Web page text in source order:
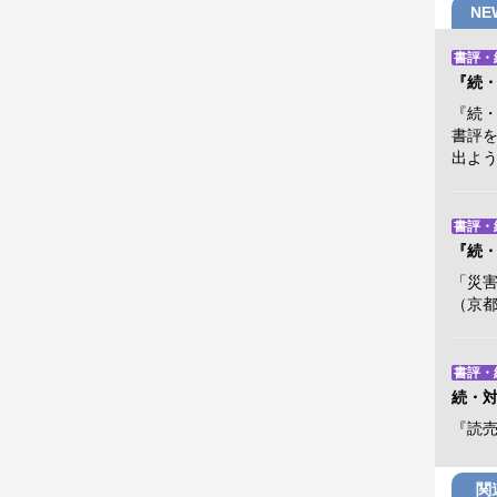
書評・
『続
『続
書評
出よ
書評・
『続
「災
（京
書評・
続・
『読
関